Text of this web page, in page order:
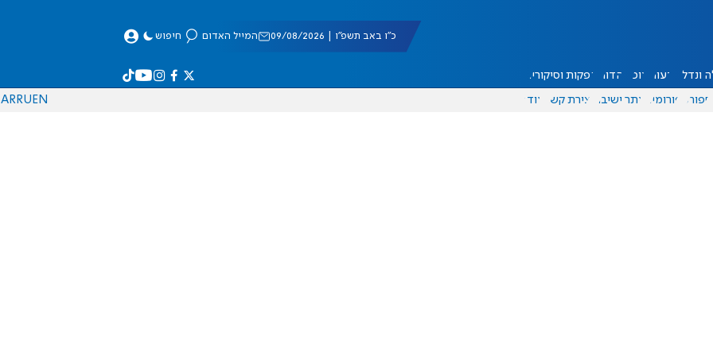
כ"ו באב תשפ"ו | 09/08/2026 המייל האדום חיפוש
ונדל"ן דעות אוכל יהדות הפקות וסיקורים
ספורט פורומים אתר ישיבה יצירת קשר עוד EN
RU
AR